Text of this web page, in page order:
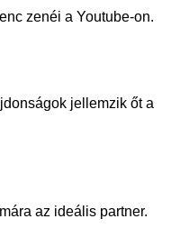
zenéi a Youtube-on.
jellemzik őt a
az ideális partner.